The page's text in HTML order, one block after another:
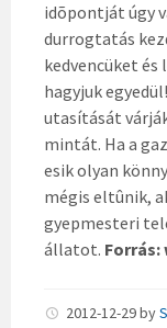
idõpontját úgy
durrogtatás
kedvencüket és
hagyjuk
utasítását
mintát. Ha a
esik olyan
mégis eltûnik,
gyepmesteri
állatot. Forrás:
2012-12-29by